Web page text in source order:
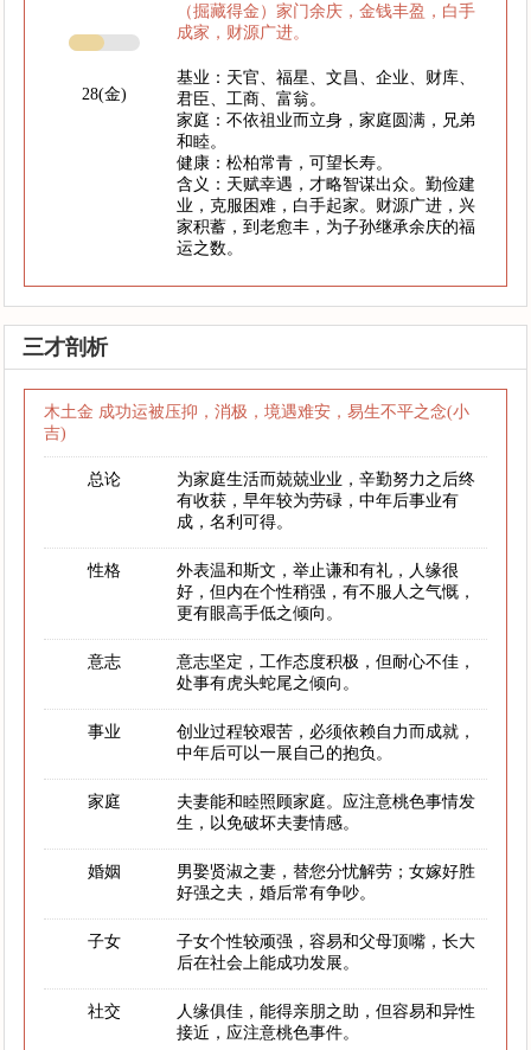
28(金)
（掘藏得金）家门余庆，金钱丰盈，白手
成家，财源广进。
基业：天官、福星、文昌、企业、财库、
君臣、工商、富翁。
家庭：不依祖业而立身，家庭圆满，兄弟
和睦。
健康：松柏常青，可望长寿。
含义：天赋幸遇，才略智谋出众。勤俭建
业，克服困难，白手起家。财源广进，兴
家积蓄，到老愈丰，为子孙继承余庆的福
运之数。
三才剖析
木土金 成功运被压抑，消极，境遇难安，易生不平之念(小
吉)
总论
为家庭生活而兢兢业业，辛勤努力之后终
有收获，早年较为劳碌，中年后事业有
成，名利可得。
性格
外表温和斯文，举止谦和有礼，人缘很
好，但内在个性稍强，有不服人之气慨，
更有眼高手低之倾向。
意志
意志坚定，工作态度积极，但耐心不佳，
处事有虎头蛇尾之倾向。
事业
创业过程较艰苦，必须依赖自力而成就，
中年后可以一展自己的抱负。
家庭
夫妻能和睦照顾家庭。应注意桃色事情发
生，以免破坏夫妻情感。
婚姻
男娶贤淑之妻，替您分忧解劳；女嫁好胜
好强之夫，婚后常有争吵。
子女
子女个性较顽强，容易和父母顶嘴，长大
后在社会上能成功发展。
社交
人缘俱佳，能得亲朋之助，但容易和异性
接近，应注意桃色事件。